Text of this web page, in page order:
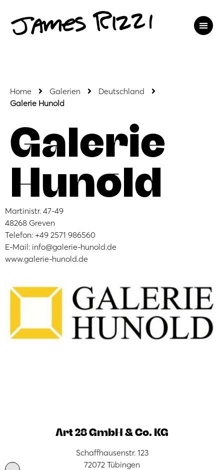
Home Galerien
Deutschland
Galerie Hunold
Galerie
Hunold
Martinistr. 47-49
48268 Greven
Telefon: +49 2571 986560
E-Mail: info@galerie-hunold.de
www.galerie-hunold.de
Art 28 GmbH & Co. KG
Schaffhausenstr. 123
72072 Tübingen